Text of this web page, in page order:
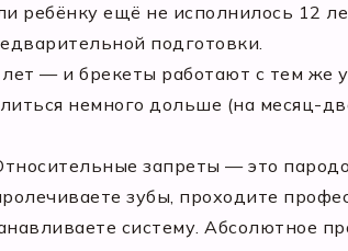
ребёнку ещё не исполнилось 12
подготовки.
— и брекеты работают с тем же
немного дольше (на месяц-
запреты — это
зубы, проходите
систему. Абсолютное